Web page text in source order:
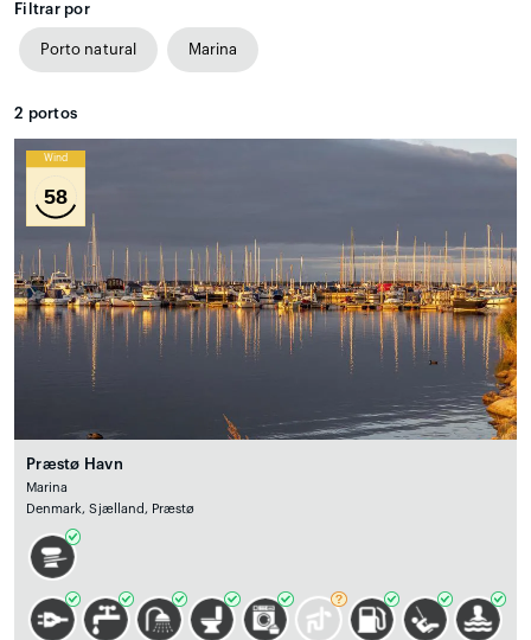
Filtrar por
Porto natural Marina
2 portos
Wind
58
Præstø Havn
Marina
Denmark, Sjælland, Præstø